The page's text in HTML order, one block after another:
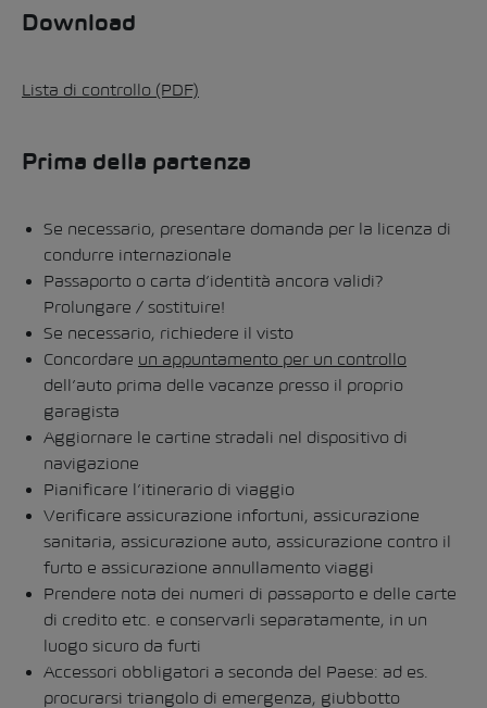
Download
Lista di controllo (PDF)
Prima della partenza
Se necessario, presentare domanda per la licenza di
condurre internazionale
Passaporto o carta d’identità ancora validi?
Prolungare / sostituire!
Se necessario, richiedere il visto
Concordare un appuntamento per un controllo
dell’auto prima delle vacanze presso il proprio
garagista
Aggiornare le cartine stradali nel dispositivo di
navigazione
Pianificare l’itinerario di viaggio
Verificare assicurazione infortuni, assicurazione
sanitaria, assicurazione auto, assicurazione contro il
furto e assicurazione annullamento viaggi
Prendere nota dei numeri di passaporto e delle carte
di credito etc. e conservarli separatamente, in un
luogo sicuro da furti
Accessori obbligatori a seconda del Paese: ad es.
procurarsi triangolo di emergenza, giubbotto